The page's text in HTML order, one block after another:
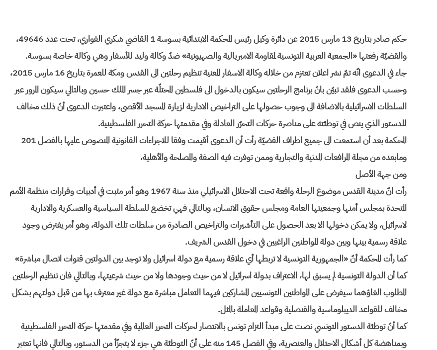
حكم صادر بتاريخ 13 مارس 2015 عن دائرة وكيل رئيس المحكمة الابتدائية بسوسة 1 القاضي شكري الفواري، تحت عدد 49646،
والقضيّة رفعتها «الجمعية العربية التونسية لمقاومة الامبريالية والصهيونية» ضدّ وكالة وليد للأسفار وهي وكالة خاصة بسوسة.
جاء في الدعوى انّه تمّ نشر اعلان تعتزم من خلاله وكالة الاسفار المعنية تنظيم رحلتين الى القدس ومكة للعمرة بتاريخ 16 مارس 2015،
وحسب الدعوى فلقد تبيّن بانّ برنامج الرحلتين سيكون بالدخول الى فلسطين المحتلّة عبر جسر الملك حسين وبالتالي سيكون المرور عبر
السلطات الاسرائيلية بالاضافة الى وجوب حصولها على التراخيص الادارية لزيارة المسجد الأقصى، واعتبرت الدعوى أنّ ذلك مخالف
للدستور الذي ينص في توطئته على مناصرة حركات التحرّر العادلة وفي مقدمتها حركة التحرر الفلسطينية.
المحكمة بعد أن استمعت الى جميع اطراف القضيّة رأت أن الدعوى أقيمت وفقا للاجراءات القانونية المنصوص عليها بالفصل 201
ومابعده من مجلة المرافعات المدنية والتجارية وممن توفرت فيه الصفة والمصلحة والأهلية،
ومن جهة الأصل
رأت انّ مدينة القدس موضوع الرحلة واقعة تحت الاحتلال الاسرائيلي منذ سنة 1967 وهو أمر مثبت في أدبيات وقرارات منظمة الأمم
المتحدة بمجلس أمنها وجمعيتها العامة ومجلس حقوق الانسان، وبالتالي فهي تخضع للسلطة السياسية والعسكرية والادارية
لاسرائيل، ولا يمكن دخولها الا بعد الحصول على التأشيرات والتراخيص الصادرة من سلطات تلك الدولة، وهو أمر يفترض وجود
علاقة رسمية بينها وبين دولة المواطنين الراغبين في دخول القدس الشريف.
كما رأت المحكمة أنّ «الجمهورية التونسية لا تربطها أي علاقة رسمية مع دولة اسرائيل ولا توجد بين الدولتين قنوات اتصال مباشرة»
كما أن الدولة التونسية لم يسبق لها، الاعتراف بدولة اسرائيل لا من حيث وجودها ولا من حيث شرعيتها، وبالتالي فان تنظيم الرحلتين
المطلوب الغاؤهما سيفرض على المواطنين التونسيين المشاركين فيهما التعامل مباشرة مع دولة غير معترف بها من قبل دولتهم بشكل
مخالف للقواعد الديبلوماسية والقنصلية وقواعد المعاملة بالمثل.
كما أنّ توطئة الدستور التونسي نصت على مبدأ التزام تونس بالانتصار لحركات التحرر العالمية وفي مقدمتها حركة التحرر الفلسطينية
وبمناهضة كل أشكال الاحتلال والعنصرية، وفي الفصل 145 منه على أنّ التوطئة هي جزء لا يتجزّأ من الدستور، وبالتالي فانها تعتبر